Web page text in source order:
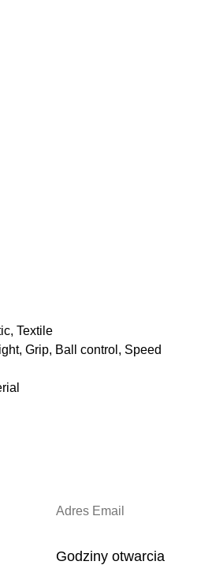
Textile
Grip, Ball control, Speed
Godziny otwarcia